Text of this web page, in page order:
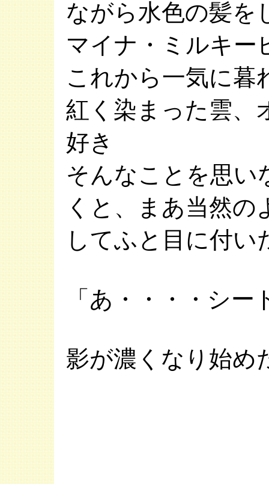
ながら水色の髪を
マイナ・ミルキー
これから一気に暮
紅く染まった雲、
好き
そんなことを思い
くと、まあ当然
してふと目に付い
「あ・・・・シー
影が濃くなり始め